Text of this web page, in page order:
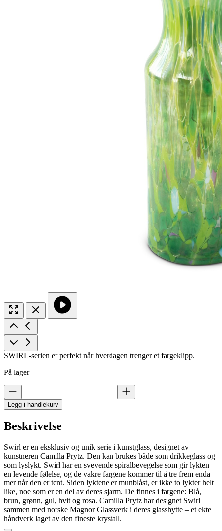
SWIRL-serien er perfekt når hverdagen trenger et fargeklipp.
På lager
Legg i handlekurv
Beskrivelse
Swirl er en eksklusiv og unik serie i kunstglass, designet av
kunstneren Camilla Prytz. Den kan brukes både som drikkeglass og
som lyslykt. Swirl har en svevende spiralbevegelse som gir lykten
en levende følelse, og de vakre fargene kommer til å tre frem enda
mer når den er tent. Siden lyktene er munblåst, er ikke to lykter helt
like, noe som er en del av deres sjarm. De finnes i fargene: Blå,
brun, grønn, gul, hvit og rosa. Camilla Prytz har designet Swirl
sammen med norske Magnor Glassverk i deres glasshytte – et ekte
håndverk laget av den fineste krystall.